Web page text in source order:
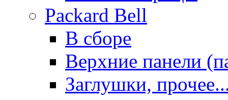
Packard Bell
В сборе
Верхние панели
Заглушки,